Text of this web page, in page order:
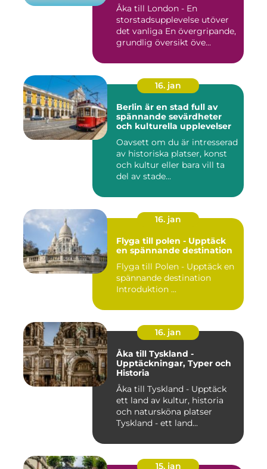
Åka till London - En
storstadsupplevelse utöver
det vanliga En övergripande,
grundlig översikt öve...
16. jan
Berlin är en stad full av
spännande sevärdheter
och kulturella upplevelser
Oavsett om du är intresserad
av historiska platser, konst
och kultur eller bara vill ta
del av stade...
16. jan
Flyga till polen - Upptäck
en spännande destination
Flyga till Polen - Upptäck en
spännande destination
Introduktion ...
16. jan
Åka till Tyskland -
Upptäckningar, Typer och
Historia
Åka till Tyskland - Upptäck
ett land av kultur, historia
och natursköna platser
Tyskland - ett land...
15. jan